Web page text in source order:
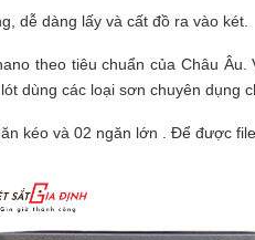
dễ dàng lấy và cất đồ ra vào két.
theo tiêu chuẩn của Châu
dùng các loại sơn chuyên dụng
kéo và 02 ngăn lớn . Để được